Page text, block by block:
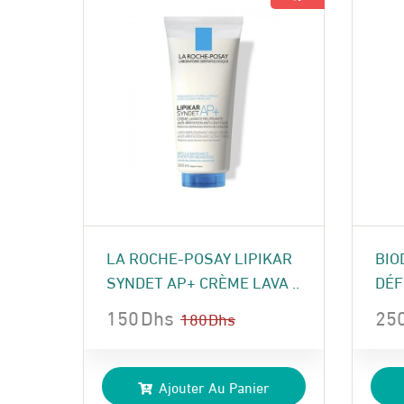
LA ROCHE-POSAY LIPIKAR
SYNDET AP+ CRÈME LAVA ..
180Dhs
prix
150Dhs
prix
Ajouter Au Panier